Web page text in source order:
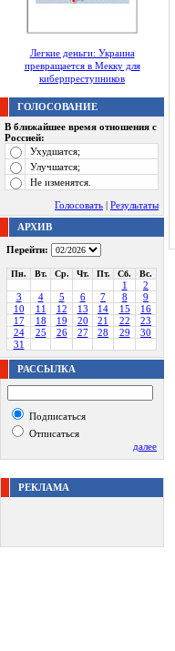
Легкие деньги: Украина
превращается в Мекку для
киберпреступников
ГОЛОСОВАНИЕ
В ближайшее время отношения с
Россией:
Ухудшатся;
Улучшатся;
Не изменятся.
Голосовать | Результаты
АРХИВ
Перейти:
Пн. Вт. Ср. Чт. Пт. Сб. Вс.
1
2
3
4 5 6 7 8
9
10
11 12 13 14 15
16
17
18 19 20 21 22
23
24
25 26 27 28 29
30
31
РАССЫЛКА
Подписаться
Отписаться
далее
РЕКЛАМА